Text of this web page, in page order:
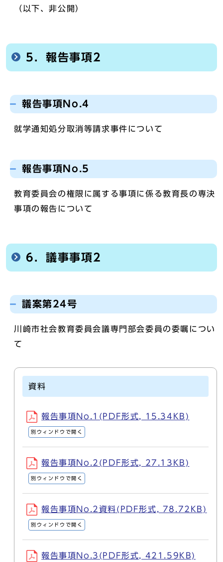
（以下、非公開）
5．報告事項2
報告事項No.4
就学通知処分取消等請求事件について
報告事項No.5
教育委員会の権限に属する事項に係る教育長の専決
事項の報告について
6．議事事項2
議案第24号
川崎市社会教育委員会議専門部会委員の委嘱につい
て
資料
報告事項No.1(PDF形式, 15.34KB)
別ウィンドウで開く
報告事項No.2(PDF形式, 27.13KB)
別ウィンドウで開く
報告事項No.2資料(PDF形式, 78.72KB)
別ウィンドウで開く
報告事項No.3(PDF形式, 421.59KB)